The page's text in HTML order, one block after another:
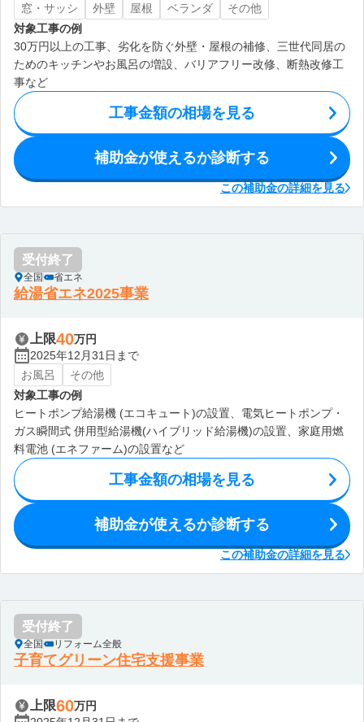
窓・サッシ
外壁 屋根 ベランダ
その他
対象工事の例
30万円以上の工事、劣化を防ぐ外壁・屋根の補修、三世代同居の
ためのキッチンやお風呂の増設、バリアフリー改修、断熱改修工
事など
工事金額の相場を見る
補助金が使えるか診断する
この補助金の詳細を見る
受付終了
全国 省エネ
給湯省エネ2025事業
上限40万円
2025年12月31日まで
お風呂
その他
対象工事の例
ヒートポンプ給湯機 (エコキュート)の設置、電気ヒートポンプ・
ガス瞬間式 併用型給湯機(ハイブリッド給湯機)の設置、家庭用燃
料電池 (エネファーム)の設置など
工事金額の相場を見る
補助金が使えるか診断する
この補助金の詳細を見る
受付終了
全国 リフォーム全般
子育てグリーン住宅支援事業
上限60万円